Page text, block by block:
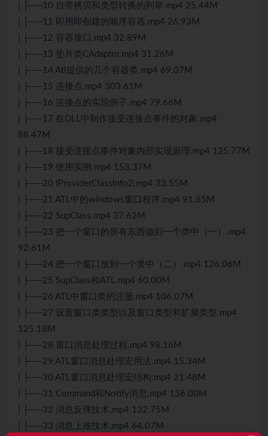
| ├──10 自带拷贝和类型转换的列举.mp4 25.44M
| ├──11 即用即创建的顺序容器.mp4 26.93M
| ├──12 容器接口.mp4 32.89M
| ├──13 垫片类CAdaptor.mp4 31.26M
| ├──14 Atl提供的几个容器类.mp4 69.07M
| ├──15 连接点.mp4 303.61M
| ├──16 连接点的实现例子.mp4 79.66M
| ├──17 在DLL中制作接受连接点事件的对象.mp4
88.47M
| ├──18 接受连接点事件对象内部实现原理.mp4 125.77M
| ├──19 使用实例.mp4 153.37M
| ├──20 IProviderClassInfo2.mp4 33.55M
| ├──21 ATL中的windows窗口程序.mp4 91.85M
| ├──22 SupClass.mp4 37.62M
| ├──23 把一个窗口的所有东西做到一个类中（一）.mp4
92.61M
| ├──24 把一个窗口放到一个类中（二）.mp4 126.06M
| ├──25 SupClass和ATL.mp4 60.00M
| ├──26 ATL中窗口类的注册.mp4 106.07M
| ├──27 设置窗口类类型以及窗口类型和扩展类型.mp4
125.18M
| ├──28 窗口消息处理过程.mp4 98.16M
| ├──29 ATL窗口消息处理宏用法.mp4 15.34M
| ├──30 ATL窗口消息处理宏结构.mp4 21.48M
| ├──31 Command和Notify消息.mp4 136.00M
| ├──32 消息反弹技术.mp4 132.75M
| ├──33 消息上推技术.mp4 64.07M